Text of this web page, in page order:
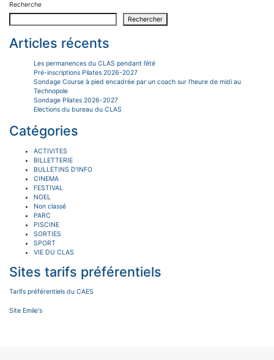
Recherche
Rechercher
Articles récents
Les permanences du CLAS pendant l’été
Pré-inscriptions Pilates 2026-2027
Sondage Course à pied encadrée par un coach sur l’heure de midi au
Technopole
Sondage Pilates 2026-2027
Elections du bureau du CLAS
Catégories
ACTIVITES
BILLETTERIE
BULLETINS D'INFO
CINEMA
FESTIVAL
NOEL
Non classé
PARC
PISCINE
SORTIES
SPORT
VIE DU CLAS
Sites tarifs préférentiels
Tarifs préférentiels du CAES
Site Emile's